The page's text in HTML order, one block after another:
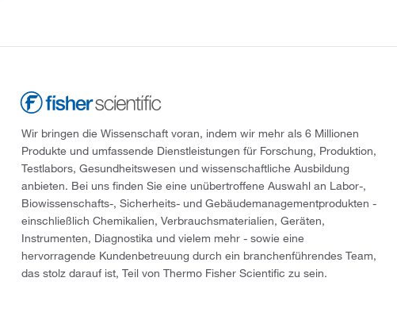
Wir bringen die Wissenschaft voran, indem wir mehr als 6 Millionen
Produkte und umfassende Dienstleistungen für Forschung, Produktion,
Testlabors, Gesundheitswesen und wissenschaftliche Ausbildung
anbieten. Bei uns finden Sie eine unübertroffene Auswahl an Labor-,
Biowissenschafts-, Sicherheits- und Gebäudemanagementprodukten -
einschließlich Chemikalien, Verbrauchsmaterialien, Geräten,
Instrumenten, Diagnostika und vielem mehr - sowie eine
hervorragende Kundenbetreuung durch ein branchenführendes Team,
das stolz darauf ist, Teil von Thermo Fisher Scientific zu sein.